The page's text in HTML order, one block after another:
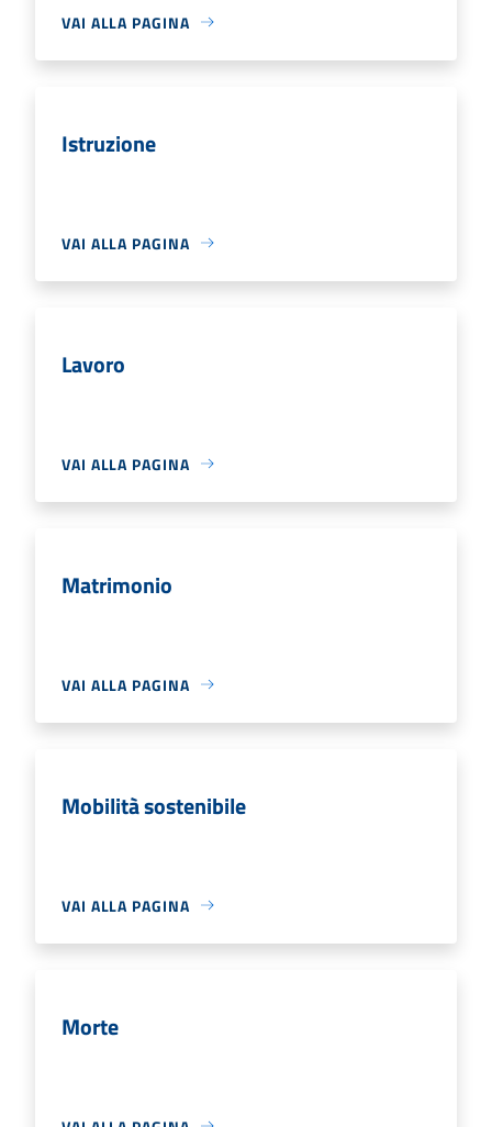
VAI ALLA PAGINA
Istruzione
VAI ALLA PAGINA
Lavoro
VAI ALLA PAGINA
Matrimonio
VAI ALLA PAGINA
Mobilità sostenibile
VAI ALLA PAGINA
Morte